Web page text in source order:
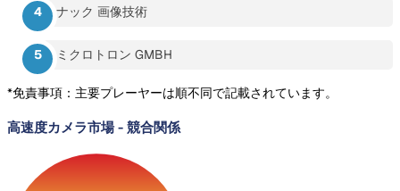
ナック 画像技術
ミクロトロン GMBH
*免責事項：主要プレーヤーは順不同で記載されています。
高速度カメラ市場- 競合関係